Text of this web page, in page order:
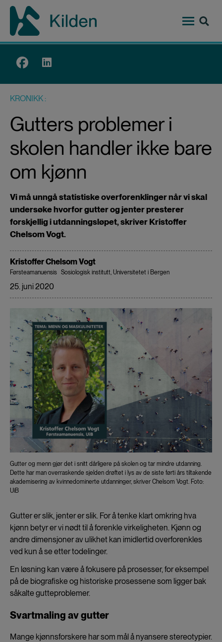
Hopp
hovedinnhold
Top
KRONIKK
Gutters problemer i
skolen handler ikke bare
om kjønn
Vi må unngå statistiske overforenklinger når vi skal
undersøke hvorfor gutter og jenter presterer
forskjellig i utdanningsløpet, skriver Kristoffer
Chelsom Vogt.
Kristoffer Chelsom Vogt
Førsteamanuensis Sosiologisk institutt, Universitetet i Bergen
25. juni 2020
Gutter og menn gjør det i snitt dårligere på skolen og tar mindre utdanning.
Dette har man overraskende sjelden drøftet i lys av de siste førti års tiltakende
akademisering av kvinnedominerte utdanninger, skriver Chelsom Vogt. Foto:
UiB
Gutter er slik, jenter er slik. For å tenke klart omkring hva
kjønn betyr er vi nødt til å forenkle virkeligheten. Kjønn og
andre dimensjoner av ulikhet kan imidlertid overforenkles
ved kun å se etter todelinger.
En løsning kan være å fokusere på prosesser, for eksempel
på de biografiske og historiske prosessene som ligger bak
såkalte gutteproblemer.
Svartmaling av gutter
Mange kjønnsforskere har som mål å nyansere stereotypier.